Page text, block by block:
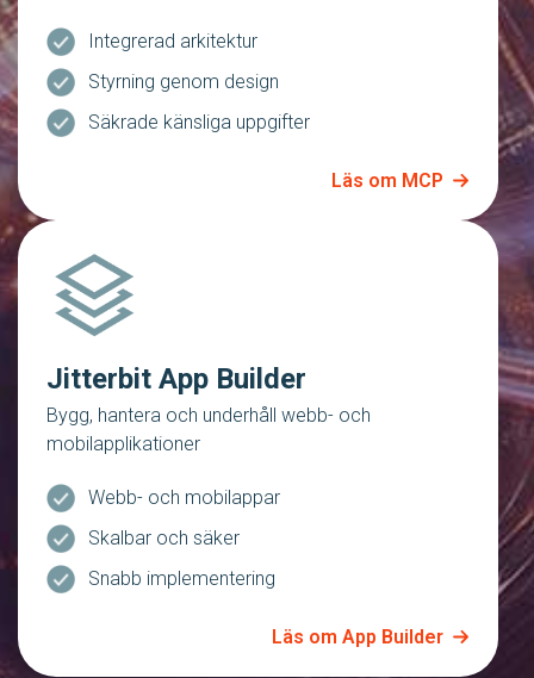
Integrerad arkitektur
Styrning genom design
Säkrade känsliga uppgifter
Läs om MCP
Jitterbit App Builder
Bygg, hantera och underhåll webb- och
mobilapplikationer
Webb- och mobilappar
Skalbar och säker
Snabb implementering
Läs om App Builder